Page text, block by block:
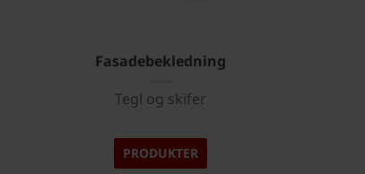
Fasadebekledning
Tegl og skifer
PRODUKTER